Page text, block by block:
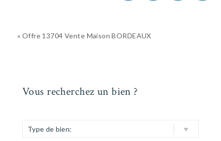
« Offre 13704 Vente Maison BORDEAUX
Vous recherchez un bien ?
Type de bien: